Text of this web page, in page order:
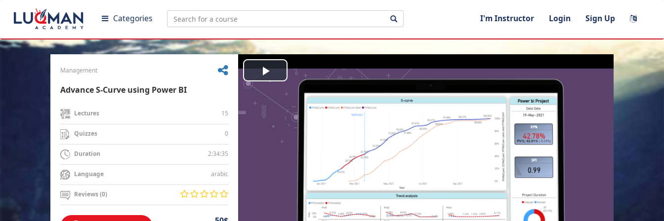
Categories I'm Instructor Login Sign Up
Management
Advance S-Curve using Power BI
Lectures 15
Quizzes 0
Duration 2:34:35
Language arabic
Reviews (0)
Play
Video